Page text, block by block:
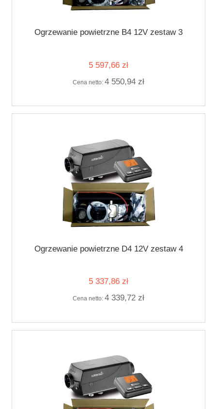
Ogrzewanie powietrzne B4 12V zestaw 3
5 597,66 zł
Cena netto: 4 550,94 zł
Ogrzewanie powietrzne D4 12V zestaw 4
5 337,86 zł
Cena netto: 4 339,72 zł